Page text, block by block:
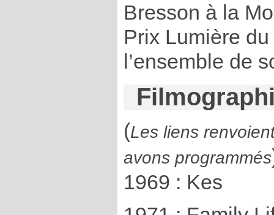
Bresson à la
Prix Lumière
l’ensemble de
(Les liens
avons programmés
1969 : Kes